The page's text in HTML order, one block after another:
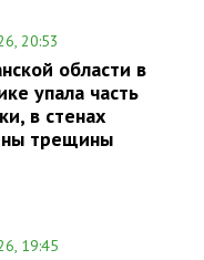
20:53
области в
упала часть
в стенах
трещины
19:45